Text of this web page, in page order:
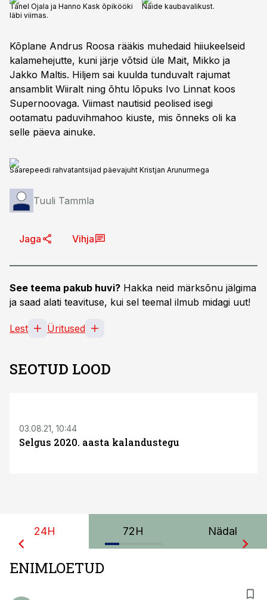
Tanel Ojala ja Hanno Kask õpikööki
läbi viimas.
Näide kaubavalikust.
Kõplane Andrus Roosa rääkis muhedaid hiiukeelseid
kalamehejutte, kuni järje võtsid üle Mait, Mikko ja
Jakko Maltis. Hiljem sai kuulda tunduvalt rajumat
ansamblit Wiiralt ning õhtu lõpuks Ivo Linnat koos
Supernoovaga. Viimast nautisid peolised isegi
ootamatu paduvihmahoo kiuste, mis õnneks oli ka
selle päeva ainuke.
Saarepeedi rahvatantsijad päevajuht Kristjan Arunurmega
Tuuli Tammla
Jaga Vihja
See teema pakub huvi? Hakka neid märksõnu jälgima
ja saad alati teavituse, kui sel teemal ilmub midagi uut!
Lest Üritused
SEOTUD LOOD
03.08.21, 10:44
Selgus 2020. aasta kalandustegu
24H 72H Nädal
ENIMLOETUD